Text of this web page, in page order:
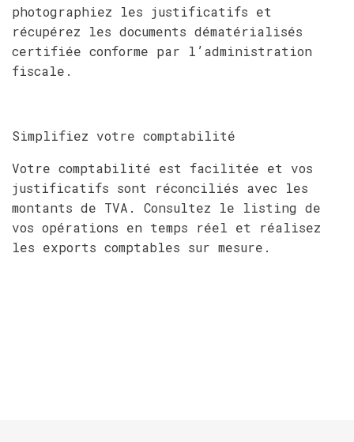
photographiez les justificatifs et
récupérez les documents dématérialisés
certifiée conforme par l’administration
fiscale.
Simplifiez votre comptabilité
Votre comptabilité est facilitée et vos
justificatifs sont réconciliés avec les
montants de TVA. Consultez le listing de
vos opérations en temps réel et réalisez
les exports comptables sur mesure.